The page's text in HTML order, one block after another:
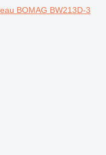
BOMAG BW213D-3